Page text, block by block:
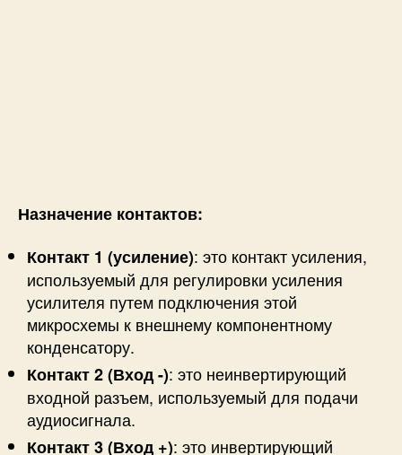
Назначение контактов:
Контакт 1 (усиление): это контакт усиления,
используемый для регулировки усиления
усилителя путем подключения этой
микросхемы к внешнему компонентному
конденсатору.
Контакт 2 (Вход -): это неинвертирующий
входной разъем, используемый для подачи
аудиосигнала.
Контакт 3 (Вход +): это инвертирующий